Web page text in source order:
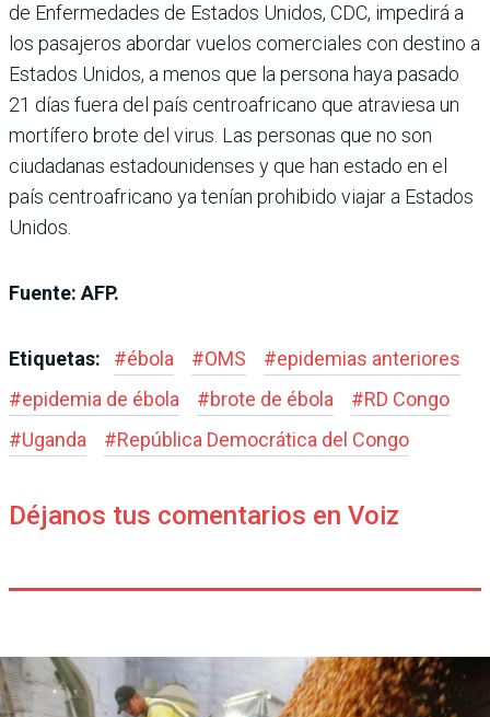
de Enfermedades de Estados Unidos, CDC, impedirá a
los pasajeros abordar vuelos comerciales con destino a
Estados Unidos, a menos que la persona haya pasado
21 días fuera del país centroafricano que atraviesa un
mortífero brote del virus. Las personas que no son
ciudadanas estadounidenses y que han estado en el
país centroafricano ya tenían prohibido viajar a Estados
Unidos.
Fuente: AFP.
Etiquetas: #ébola #OMS #epidemias anteriores
#epidemia de ébola #brote de ébola #RD Congo
#Uganda #República Democrática del Congo
Déjanos tus comentarios en Voiz